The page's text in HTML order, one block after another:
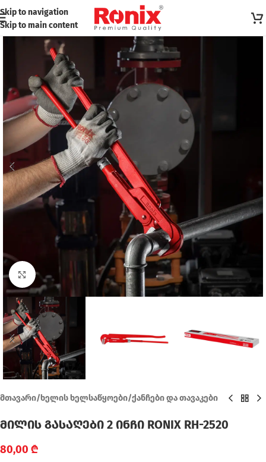
Skip to navigation
Skip to main content
Click to enlarge
მთავარი/ხელის ხელსაწყოები/ქანჩები და თავაკები
მილის გასაღები 2 ინჩი RONIX RH-2520
80,00 ₾